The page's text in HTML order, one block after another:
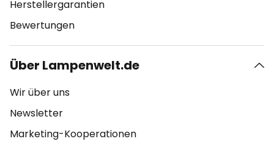
Herstellergarantien
Bewertungen
Über Lampenwelt.de
Wir über uns
Newsletter
Marketing-Kooperationen